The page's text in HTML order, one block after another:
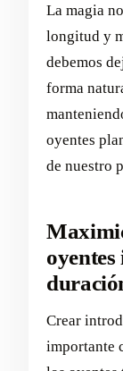
La magia
longitud y
debemos
forma
oyentes
de nuestro
oyentes
Crear
importante